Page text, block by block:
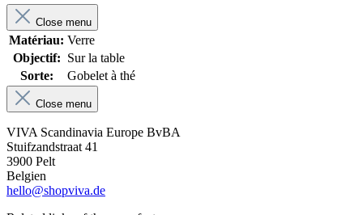
Close menu
Matériau: Verre
Objectif: Sur la table
Sorte:
Gobelet à thé
Close menu
VIVA Scandinavia Europe BvBA
Stuifzandstraat 41
3900 Pelt
Belgien
hello@shopviva.de